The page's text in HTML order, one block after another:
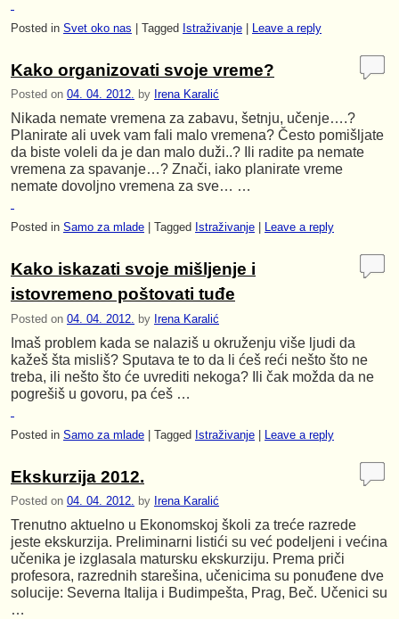
Posted in Svet oko nas Tagged Istraživanje Leave a reply
Kako organizovati svoje vreme?
Posted on 04. 04. 2012. by Irena Karalić
Nikada nemate vremena za zabavu, šetnju, učenje….?
Planirate ali uvek vam fali malo vremena? Često pomišljate
da biste voleli da je dan malo duži..? Ili radite pa nemate
vremena za spavanje…? Znači, iako planirate vreme
nemate dovoljno vremena za sve… …
Posted in Samo za mlade Tagged Istraživanje Leave a reply
Kako iskazati svoje mišljenje i
istovremeno poštovati tuđe
Posted on 04. 04. 2012. by Irena Karalić
Imaš problem kada se nalaziš u okruženju više ljudi da
kažeš šta misliš? Sputava te to da li ćeš reći nešto što ne
treba, ili nešto što će uvrediti nekoga? Ili čak možda da ne
pogrešiš u govoru, pa ćeš …
Posted in Samo za mlade Tagged Istraživanje Leave a reply
Ekskurzija 2012.
Posted on 04. 04. 2012. by Irena Karalić
Trenutno aktuelno u Ekonomskoj školi za treće razrede
jeste ekskurzija. Preliminarni listići su već podeljeni i većina
učenika je izglasala matursku ekskurziju. Prema priči
profesora, razrednih starešina, učenicima su ponuđene dve
solucije: Severna Italija i Budimpešta, Prag, Beč. Učenici su
…